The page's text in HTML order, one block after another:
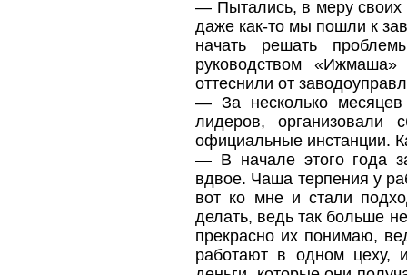
— Пытались, в меру своих
даже как-то мы пошли к
начать решать
руководством
оттеснили от
— За несколько
лидеров,
официальные инстанции.
— В начале этого года
вдвое. Чаша терпения у
вот ко мне и стали
делать, ведь так больше
прекрасно их понимаю,
работают в одном цеху,